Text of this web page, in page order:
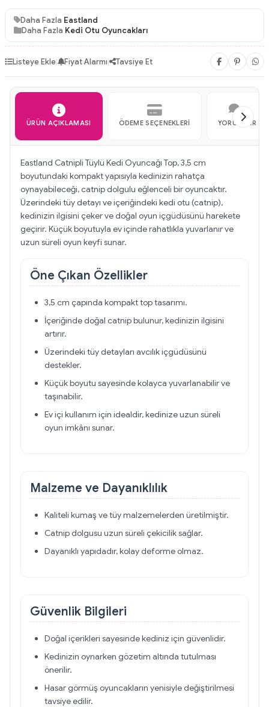
Daha Fazla Eastland
Daha Fazla Kedi Otu Oyuncakları
Listeye Ekle| Fiyat Alarmı| Tavsiye Et
ÜRÜN AÇIKLAMASI ÖDEME SEÇENEKLERI YORUMLAR
Eastland Catnipli Tüylü Kedi Oyuncağı Top, 3,5 cm
boyutundaki kompakt yapısıyla kedinizin rahatça
oynayabileceği, catnip dolgulu eğlenceli bir oyuncaktır.
Üzerindeki tüy detayı ve içeriğindeki kedi otu (catnip),
kedinizin ilgisini çeker ve doğal oyun içgüdüsünü harekete
geçirir. Küçük boyutuyla ev içinde rahatlıkla yuvarlanır ve
uzun süreli oyun keyfi sunar.
Öne Çıkan Özellikler
3,5 cm çapında kompakt top tasarımı.
İçeriğinde doğal catnip bulunur, kedinizin ilgisini
artırır.
Üzerindeki tüy detayları avcılık içgüdüsünü
destekler.
Küçük boyutu sayesinde kolayca yuvarlanabilir ve
taşınabilir.
Ev içi kullanım için idealdir, kedinize uzun süreli
oyun imkânı sunar.
Malzeme ve Dayanıklılık
Kaliteli kumaş ve tüy malzemelerden üretilmiştir.
Catnip dolgusu uzun süreli çekicilik sağlar.
Dayanıklı yapıdadır, kolay deforme olmaz.
Güvenlik Bilgileri
Doğal içerikleri sayesinde kediniz için güvenlidir.
Kedinizin oynarken gözetim altında tutulması
önerilir.
Hasar görmüş oyuncakların yenisiyle değiştirilmesi
tavsiye edilir.